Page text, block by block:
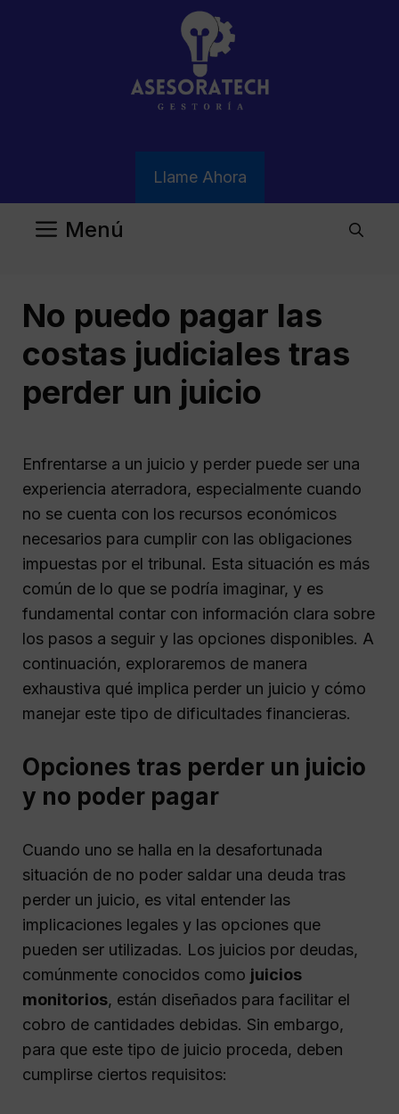
Llame Ahora
Menú
No puedo pagar las
costas judiciales tras
perder un juicio
Enfrentarse a un juicio y perder puede ser una
experiencia aterradora, especialmente cuando
no se cuenta con los recursos económicos
necesarios para cumplir con las obligaciones
impuestas por el tribunal. Esta situación es más
común de lo que se podría imaginar, y es
fundamental contar con información clara sobre
los pasos a seguir y las opciones disponibles. A
continuación, exploraremos de manera
exhaustiva qué implica perder un juicio y cómo
manejar este tipo de dificultades financieras.
Opciones tras perder un juicio
y no poder pagar
Cuando uno se halla en la desafortunada
situación de no poder saldar una deuda tras
perder un juicio, es vital entender las
implicaciones legales y las opciones que
pueden ser utilizadas. Los juicios por deudas,
comúnmente conocidos como juicios
monitorios, están diseñados para facilitar el
cobro de cantidades debidas. Sin embargo,
para que este tipo de juicio proceda, deben
cumplirse ciertos requisitos: